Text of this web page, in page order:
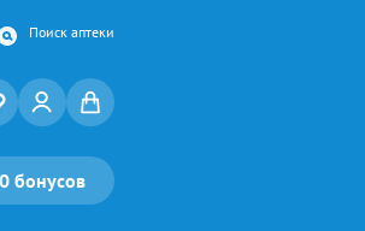
Поиск аптеки
бонусов